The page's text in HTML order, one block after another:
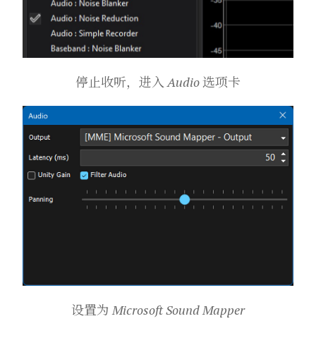
停止收听，进入 Audio 选项卡
设置为 Microsoft Sound Mapper